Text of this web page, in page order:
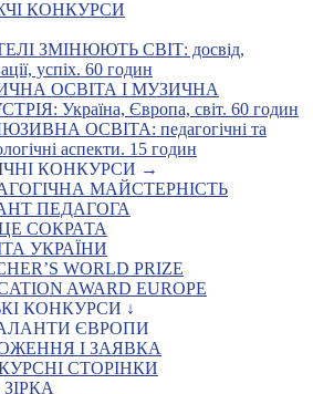
КОНКУРСИ
ЗМІНЮЮТЬ СВІТ: досвід,
успіх. 60 годин
ОСВІТА І МУЗИЧНА
Україна, Європа, світ. 60 годин
ОСВІТА: педагогічні та
аспекти. 15 годин
КОНКУРСИ →
МАЙСТЕРНІСТЬ
ПЕДАГОГА
СОКРАТА
УКРАЇНИ
WORLD PRIZE
AWARD EUROPE
КОНКУРСИ ↓
ЄВРОПИ
І ЗАЯВКА
СТОРІНКИ